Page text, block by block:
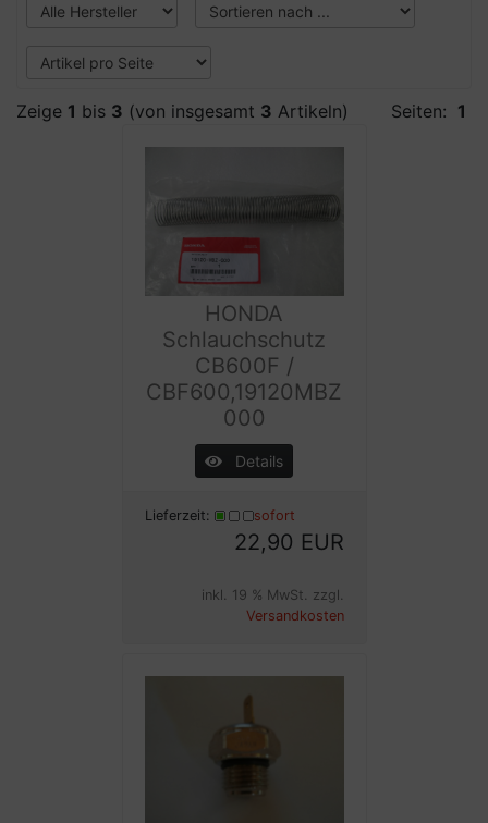
Zeige 1 bis 3 (von insgesamt 3 Artikeln) Seiten: 1
HONDA
Schlauchschutz
CB600F /
CBF600,19120MBZ
000
Details
Lieferzeit: sofort
22,90 EUR
inkl. 19 % MwSt. zzgl.
Versandkosten